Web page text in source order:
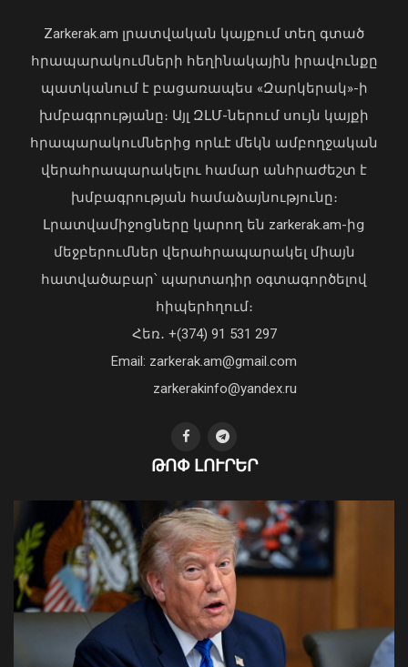
Օգոստոսի 16-ին «Երազ Այգի»-ում
կանցկացվի Ազգային տարազի
08 Օգոստոս, 2026 22:41
դեմ ծանր պայքարում»․ կյանքից
հեռացել է Արսեն Ասլանյանը
04 Օգոստոս, 2026 19:12
Zarkerak.am լրատվական կայքում տեղ գտած
հրապարակումների հեղինակային իրավունքը
պատկանում է բացառապես «Զարկերակ»-ի
խմբագրությանը։ Այլ ԶԼՄ-ներում սույն կայքի
հրապարակումներից որևէ մեկն ամբողջական
վերահրապարակելու համար անհրաժեշտ է
խմբագրության համաձայնությունը։
Լրատվամիջոցները կարող են zarkerak.am-ից
մեջբերումներ վերահրապարակել միայն
հատվածաբար՝ պարտադիր օգտագործելով
հիպերհղում։
Հեռ․ +(374) 91 531 297
Email: zarkerak.am@gmail.com
zarkerakinfo@yandex.ru
ԹՈՓ ԼՈՒՐԵՐ